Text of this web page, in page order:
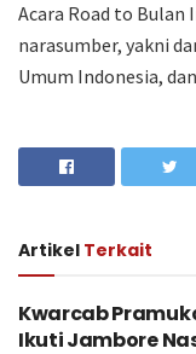
Acara Road to Bulan
narasumber, yakni
Umum Indonesia,
Artikel Terkait
Kwarcab
Ikuti Jambore